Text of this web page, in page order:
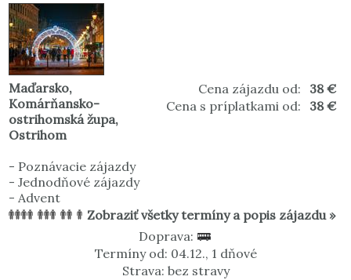
Cena zájazdu od:
38 €
Cena s príplatkami od:
38 €
Maďarsko,
Komárňansko-
ostrihomská župa,
Ostrihom
- Poznávacie zájazdy
- Jednodňové zájazdy
- Advent
Zobraziť všetky termíny a popis zájazdu »
Doprava:
Termíny od: 04.12., 1 dňové
Strava: bez stravy